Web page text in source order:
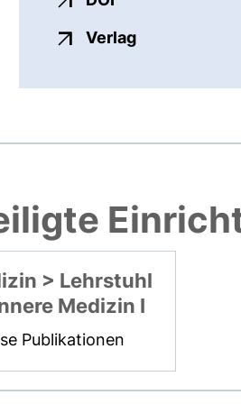
Verlagexterner
> Lehrstuhl
Medizin I
Publikationen